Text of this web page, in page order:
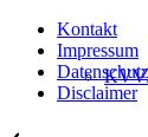
Kontakt
Impressum
Datenschutz
Disclaimer